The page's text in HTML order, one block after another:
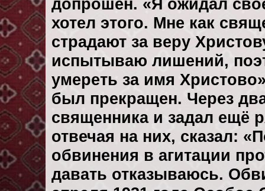
допрошен. «Я ожидал
хотел этого. Мне как
страдают за веру
испытываю лишений,
умереть за имя
был прекращен. Через
священника и задал ещё
отвечая на них, сказал:
обвинения в агитации
давать отказываюсь.